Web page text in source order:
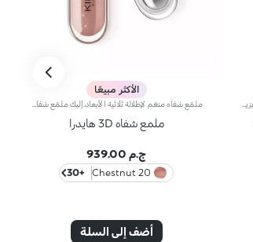
الأكثر مبيعًا
ملمع شفاه 3D هايدرا
ج.م 939.00
20 Chestnut
+30
أضف إلى السلة